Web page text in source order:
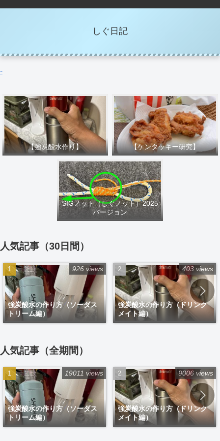
しぐ日記
-
【強炭酸水作り】 【ケンタッキー研究】
SIGノット（しぐノット）2025
バージョン
人気記事（30日間）
強炭酸水の作り方（ソーダス
トリーム編）
926 views
強炭酸水の作り方（ドリンク
メイト編）
403 views
人気記事（全期間）
強炭酸水の作り方（ソーダス
トリーム編）
19011 views
強炭酸水の作り方（ドリンク
メイト編）
9006 views